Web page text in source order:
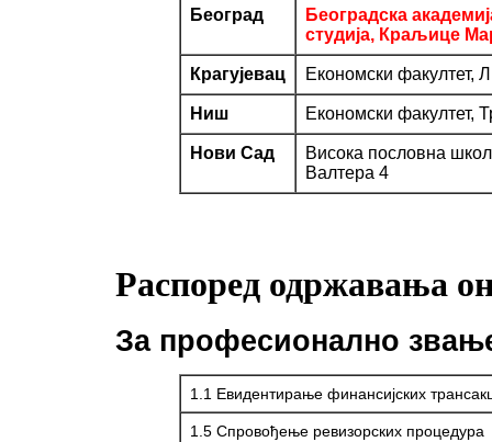
Београд
Београдска
студија, Краљице
Крагујевац Економски факултет,
Ниш Економски факултет,
Нови Сад
Висока пословна
Валтера 4
Распоред одржавања
За професионално
1.1 Евидентирање финансијских
1.5 Спровођење ревизорских процедура